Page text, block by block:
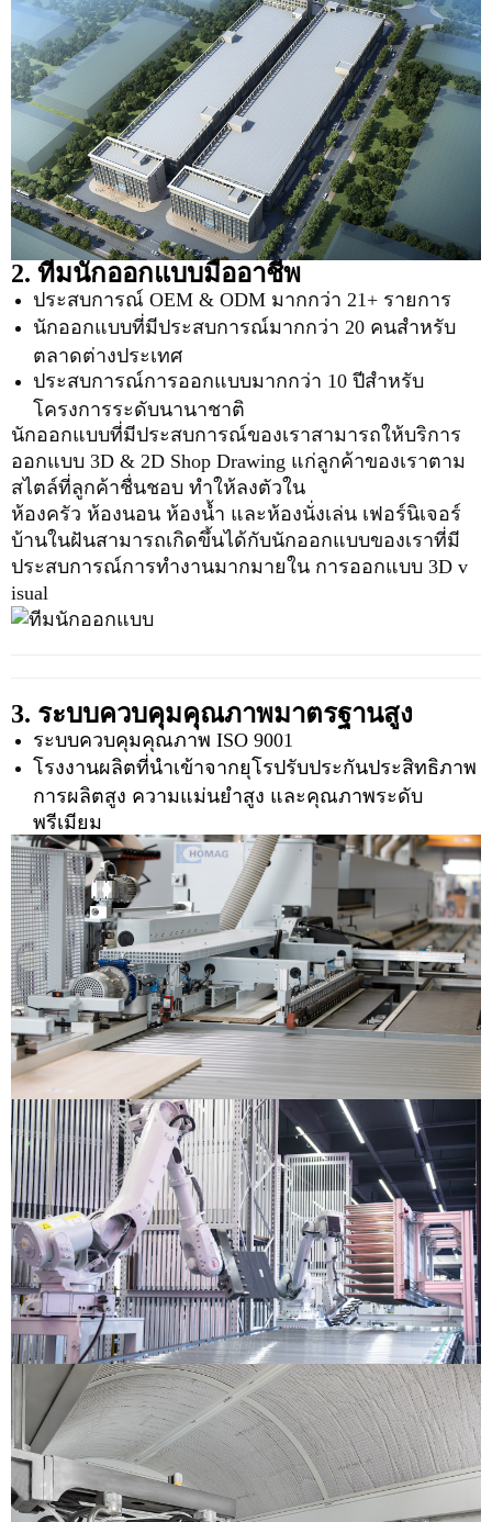
2. ทีมนักออกแบบมืออาชีพ
ประสบการณ์ OEM & ODM มากกว่า 21+ รายการ
นักออกแบบที่มีประสบการณ์มากกว่า 20 คนสำหรับ
ตลาดต่างประเทศ
ประสบการณ์การออกแบบมากกว่า 10 ปีสำหรับ
โครงการระดับนานาชาติ
นักออกแบบที่มีประสบการณ์ของเราสามารถให้บริการ
ออกแบบ 3D & 2D Shop Drawing แก่ลูกค้าของเราตาม
สไตล์ที่ลูกค้าชื่นชอบ ทำให้ลงตัวใน
ห้องครัว ห้องนอน ห้องน้ำ และห้องนั่งเล่น เฟอร์นิเจอร์
บ้านในฝันสามารถเกิดขึ้นได้กับนักออกแบบของเราที่มี
ประสบการณ์การทำงานมากมายใน การออกแบบ 3D v
isual
3. ระบบควบคุมคุณภาพมาตรฐานสูง
ระบบควบคุมคุณภาพ ISO 9001
โรงงานผลิตที่นำเข้าจากยุโรปรับประกันประสิทธิภาพ
การผลิตสูง ความแม่นยำสูง และคุณภาพระดับ
พรีเมียม